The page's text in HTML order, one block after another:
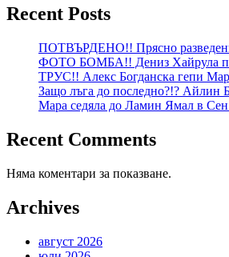
Recent Posts
ПОТВЪРДЕНО!! Прясно
ФОТО БОМБА!! Дениз Хайрула
ТРУС!! Алекс Богданска гепи
Защо лъга до последно?!?
Мара седяла до Ламин Ямал в
Recent Comments
Няма коментари за показване.
Archives
август 2026